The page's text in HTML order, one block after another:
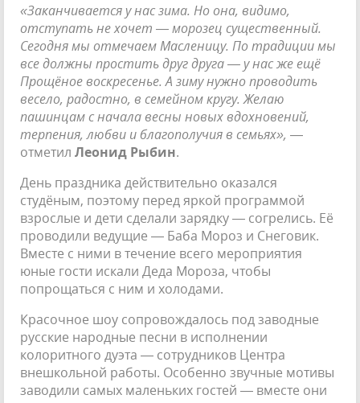
«Заканчивается у нас зима. Но она, видимо,
отступать не хочет — морозец существенный.
Сегодня мы отмечаем Масленицу. По традиции мы
все должны простить друг друга — у нас же ещё
Прощёное воскресенье. А зиму нужно проводить
весело, радостно, в семейном кругу. Желаю
пашинцам с начала весны новых вдохновений,
терпения, любви и благополучия в семьях», —
отметил Леонид Рыбин.
День праздника действительно оказался
студёным, поэтому перед яркой программой
взрослые и дети сделали зарядку — согрелись. Её
проводили ведущие — Баба Мороз и Снеговик.
Вместе с ними в течение всего мероприятия
юные гости искали Деда Мороза, чтобы
попрощаться с ним и холодами.
Красочное шоу сопровождалось под заводные
русские народные песни в исполнении
колоритного дуэта — сотрудников Центра
внешкольной работы. Особенно звучные мотивы
заводили самых маленьких гостей — вместе они